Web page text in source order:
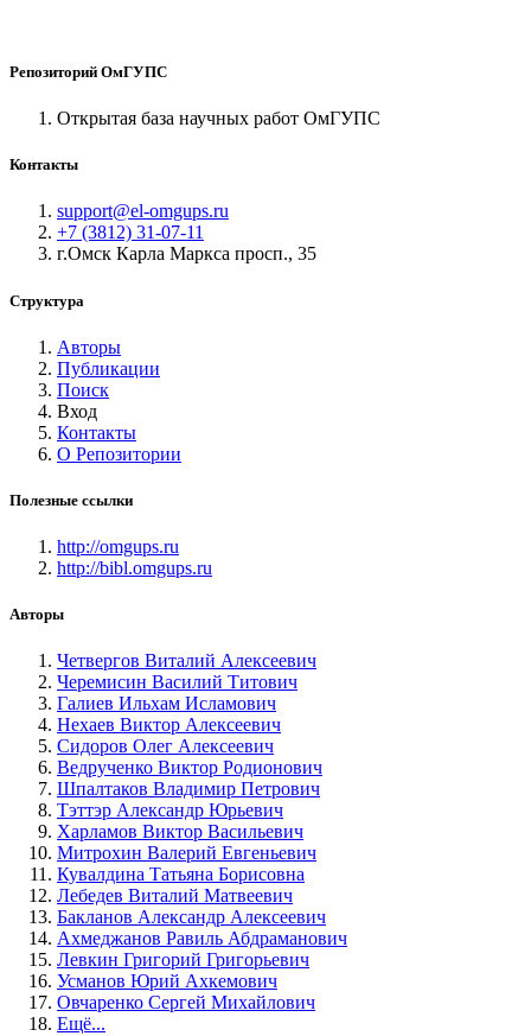
Репозиторий ОмГУПС
Открытая база научных работ ОмГУПС
Контакты
support@el-omgups.ru
+7 (3812) 31-07-11
г.Омск Карла Маркса просп., 35
Структура
Авторы
Публикации
Поиск
Вход
Контакты
О Репозитории
Полезные ссылки
http://omgups.ru
http://bibl.omgups.ru
Авторы
Четвергов Виталий Алексеевич
Черемисин Василий Титович
Галиев Ильхам Исламович
Нехаев Виктор Алексеевич
Сидоров Олег Алексеевич
Ведрученко Виктор Родионович
Шпалтаков Владимир Петрович
Тэттэр Александр Юрьевич
Харламов Виктор Васильевич
Митрохин Валерий Евгеньевич
Кувалдина Татьяна Борисовна
Лебедев Виталий Матвеевич
Бакланов Александр Алексеевич
Ахмеджанов Равиль Абдраманович
Левкин Григорий Григорьевич
Усманов Юрий Ахкемович
Овчаренко Сергей Михайлович
Ещё...